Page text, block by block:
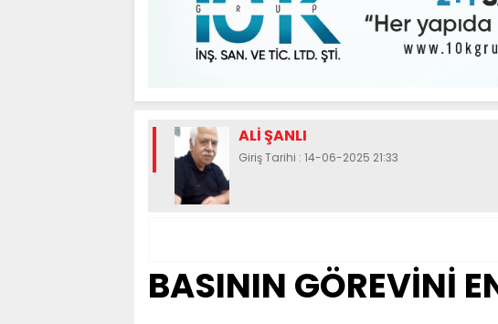
ALİ ŞANLI
Giriş Tarihi : 14-06-2025 21:33
BASININ GÖREVİNİ